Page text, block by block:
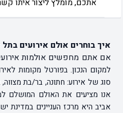
אתכם, מומלץ ליצור איתו
איך בוחרים אולם אירועים
אם אתם מחפשים אולמות
למקום הנכון. בפורטל מקומות
סוג של אירוע: חתונה, בר/בת
אנו מציעים את האולם המושלם
אביב היא מרכז העניינים במדינת